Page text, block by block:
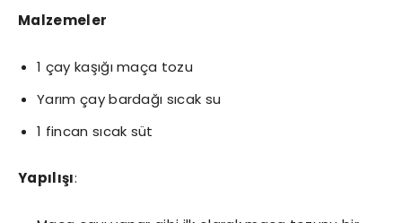
Malzemeler
1 çay kaşığı maça tozu
Yarım çay bardağı sıcak su
1 fincan sıcak süt
Yapılışı: